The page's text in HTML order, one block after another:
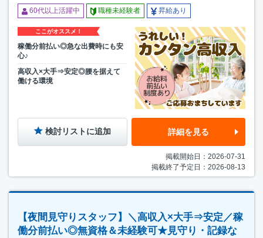
60代以上活躍中 職種未経験者 昇給あり
ここがオススメ！
稼働分前払い◎急な出費時にも安
心♪
高収入×大手⇒安定◎腰を据えて
働ける環境
検討リストに追加 詳細を見る
掲載開始日：2026-07-31
掲載終了予定日：2026-08-13
【夜間見守りスタッフ】＼高収入×大手⇒安定／稼
働分前払い◎無資格＆未経験可★見守り・記録な